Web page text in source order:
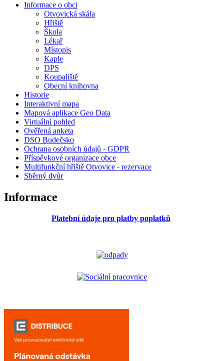
Informace o obci
Otvovická skála
Hřiště
Škola
Lékař
Místopis
Kaple
DPS
Koupaliště
Obecní knihovna
Historie
Interaktivní mapa
Mapová aplikace Geo Data
Virtuální pohled
Ověřená anketa
DSO Budečsko
Ochrana osobních údajů - GDPR
Příspěvkové organizace obce
Multifunkční hřiště Otvovice - rezervace
Sběrný dvůr
Informace
Platební údaje pro platby poplatků